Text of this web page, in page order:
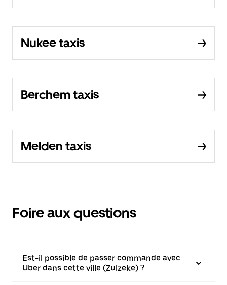
Nukee taxis
Berchem taxis
Melden taxis
Foire aux questions
Est-il possible de passer commande avec
Uber dans cette ville (Zulzeke) ?